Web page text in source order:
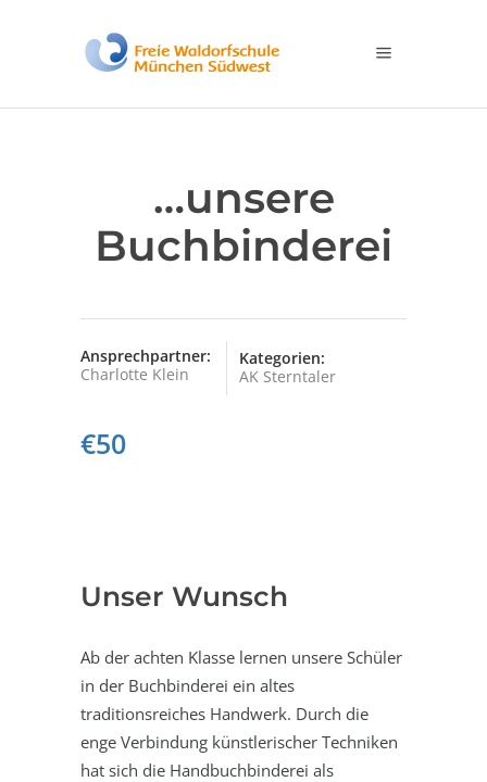
…unsere
Buchbinderei
Ansprechpartner:
Charlotte Klein
Kategorien:
AK Sterntaler
€50
Unser Wunsch
Ab der achten Klasse lernen unsere Schüler
in der Buchbinderei ein altes
traditionsreiches Handwerk. Durch die
enge Verbindung künstlerischer Techniken
hat sich die Handbuchbinderei als